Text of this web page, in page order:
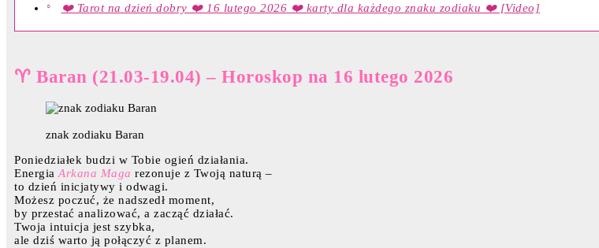
❤️ Tarot na dzień dobry ❤️ 16 lutego 2026 ❤️ karty dla każdego znaku zodiaku ❤️ [Video]
♈ Baran (21.03-19.04) – Horoskop na 16 lutego 2026
znak zodiaku Baran
Poniedziałek budzi w Tobie ogień działania.
EnergiaArkana Maga rezonuje z Twoją naturą –
to dzień inicjatywy i odwagi.
Możesz poczuć, że nadszedł moment,
by przestać analizować, a zacząć działać.
Twoja intuicja jest szybka,
ale dziś warto ją połączyć z planem.